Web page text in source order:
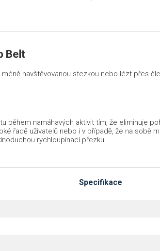
Belt
navštěvovanou stezkou nebo lézt přes
během namáhavých aktivit tím, že eliminuje
řadě uživatelů nebo i v případě, že na sobě
rychloupínací přezku.
Specifikace